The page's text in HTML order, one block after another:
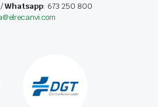
/Whatsapp: 673 250 800